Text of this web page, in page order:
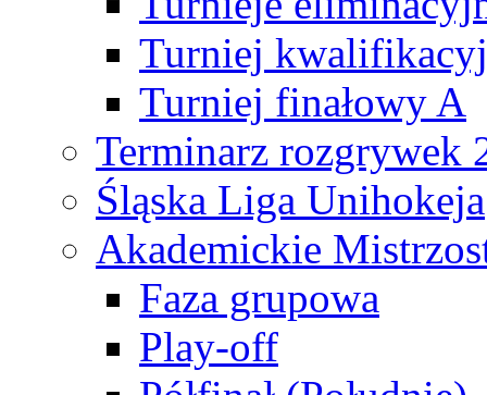
Turniej
Turniej finałowy A
Terminarz rozgrywek
Śląska Liga Unihokeja
Akademickie
Faza grupowa
Play-off